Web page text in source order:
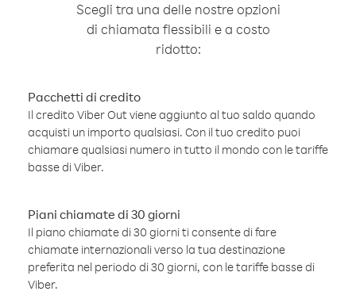
Scegli tra una delle nostre opzioni
di chiamata flessibili e a costo
ridotto:
Pacchetti di credito
Il credito Viber Out viene aggiunto al tuo saldo quando
acquisti un importo qualsiasi. Con il tuo credito puoi
chiamare qualsiasi numero in tutto il mondo con le tariffe
basse di Viber.
Piani chiamate di 30 giorni
Il piano chiamate di 30 giorni ti consente di fare
chiamate internazionali verso la tua destinazione
preferita nel periodo di 30 giorni, con le tariffe basse di
Viber.